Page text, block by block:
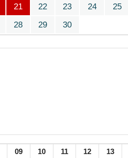
21 22 23 24 25
28 29 30
09 10 11 12 13